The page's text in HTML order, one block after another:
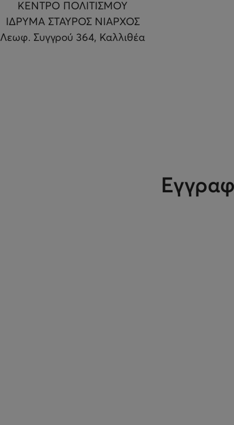
ΚΕΝΤΡΟ ΠΟΛΙΤΙΣΜΟΥ
ΙΔΡΥΜΑ ΣΤΑΥΡΟΣ ΝΙΑΡΧΟΣ
Λεωφ. Συγγρού 364, Καλλιθέα